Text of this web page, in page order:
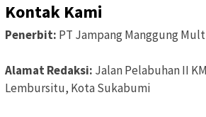
Kontak Kami
Penerbit: PT Jampang Manggung
Alamat Redaksi: Jalan Pelabuhan II
Lembursitu, Kota Sukabumi